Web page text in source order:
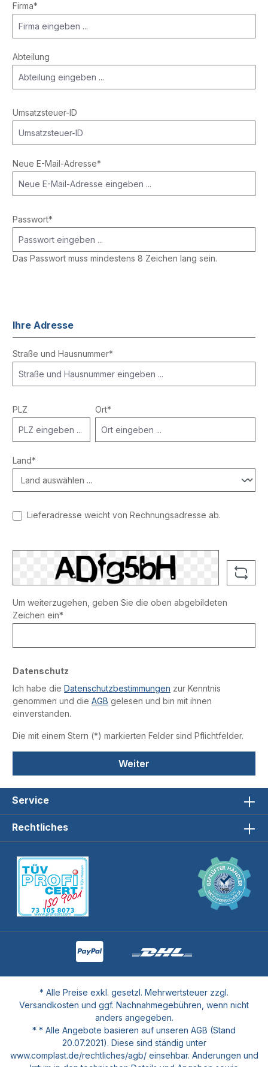
Firma*
Abteilung
Umsatzsteuer-ID
Neue E-Mail-Adresse*
Passwort*
Das Passwort muss mindestens 8 Zeichen lang sein.
Ihre Adresse
Straße und Hausnummer*
PLZ Ort*
Land*
Lieferadresse weicht von Rechnungsadresse ab.
Um weiterzugehen, geben Sie die oben abgebildeten
Zeichen ein*
Datenschutz
Ich habe die Datenschutzbestimmungen zur Kenntnis
genommen und die AGB gelesen und bin mit ihnen
einverstanden.
Die mit einem Stern (*) markierten Felder sind Pflichtfelder.
Weiter
Service
Rechtliches
* Alle Preise exkl. gesetzl. Mehrwertsteuer zzgl.
Versandkosten und ggf. Nachnahmegebühren, wenn nicht
anders angegeben.
* * Alle Angebote basieren auf unseren AGB (Stand
20.07.2021). Diese sind ständig unter
www.complast.de/rechtliches/agb/ einsehbar. Änderungen und